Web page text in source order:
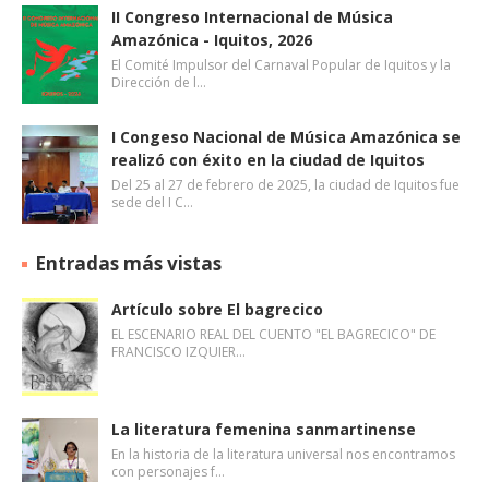
II Congreso Internacional de Música
Amazónica - Iquitos, 2026
El Comité Impulsor del Carnaval Popular de Iquitos y la
Dirección de l…
I Congeso Nacional de Música Amazónica se
realizó con éxito en la ciudad de Iquitos
Del 25 al 27 de febrero de 2025, la ciudad de Iquitos fue
sede del I C…
Entradas más vistas
Artículo sobre El bagrecico
EL ESCENARIO REAL DEL CUENTO "EL BAGRECICO" DE
FRANCISCO IZQUIER…
La literatura femenina sanmartinense
En la historia de la literatura universal nos encontramos
con personajes f…